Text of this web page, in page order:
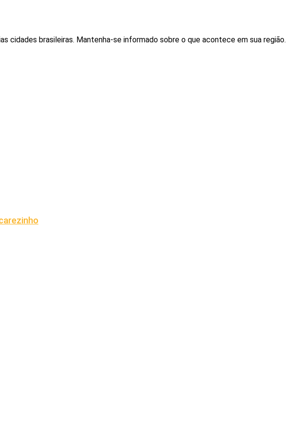
brasileiras. Mantenha-se informado sobre o que acontece em sua região.